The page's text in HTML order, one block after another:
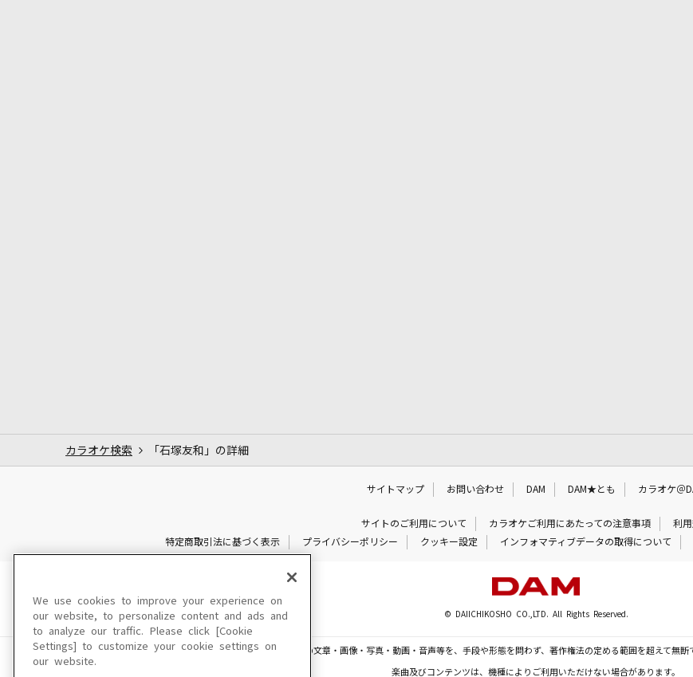
カラオケ検索 「石塚友和」の詳細
サイトマップ お問い合わせ DAM DAM★とも カラオケ＠
サイトのご利用について カラオケご利用にあたっての注意事項
利
特定商取引法に基づく表示
プライバシーポリシー クッキー設定 インフォマティブデータの取得について
© DAIICHIKOSHO CO.,LTD. All Rights Reserved.
このサイトに掲載されている一切の文章・画像・写真・動画・音声等を、手段や形態を問わず、著作権法の定める範囲を超えて無
楽曲及びコンテンツは、機種によりご利用いただけない場合があります。
We use cookies to improve your experience on
our website, to personalize content and ads and
to analyze our traffic. Please click [Cookie
Settings] to customize your cookie settings on
our website.